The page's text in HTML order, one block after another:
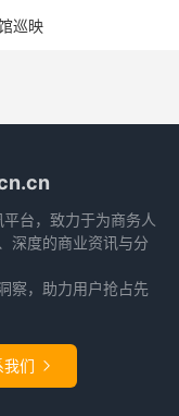
巡映
台，致力于为商务人
深度的商业资讯与分
察，助力用户抢占先
我们 